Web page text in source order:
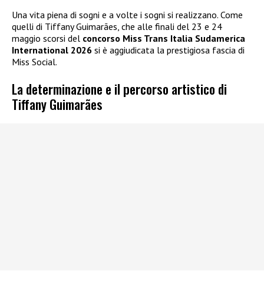
Una vita piena di sogni e a volte i sogni si realizzano. Come
quelli di Tiffany Guimarães, che alle finali del 23 e 24
maggio scorsi del concorso Miss Trans Italia Sudamerica
International 2026 si è aggiudicata la prestigiosa fascia di
Miss Social.
La determinazione e il percorso artistico di
Tiffany Guimarães